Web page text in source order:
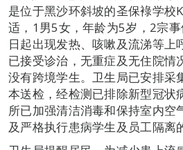
是位于黑沙环斜坡的圣保䘵学校
适，1男5女，年龄为5岁，2宗
日起出现发热、咳嗽及流涕等上
已接受诊治，无重症及无住院情
没有跨境学生。卫生局已安排采
本送检，经检测已排除新型冠状
所已加强清洁消毒和保持室内空
及严格执行患病学生及员工隔离